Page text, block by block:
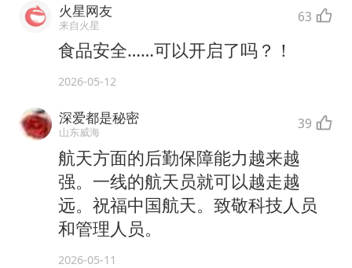
火星网友
来自火星 63
食品安全……可以开启了吗？！
2026-05-12
深爱都是秘密
山东威海 39
航天方面的后勤保障能力越来越
强。一线的航天员就可以越走越
远。祝福中国航天。致敬科技人员
和管理人员。
2026-05-11